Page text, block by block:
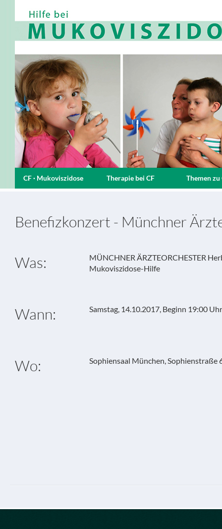
CF · Mukoviszidose Therapie bei CF Themen zu
Benefizkonzert - Münchner
Was:
MÜNCHNER ÄRZTEORCHESTER
Mukoviszidose-Hilfe
Wann: Samstag, 14.10.2017, Beginn 19:00 Uhr
Wo: Sophiensaal München, Sophienstraße